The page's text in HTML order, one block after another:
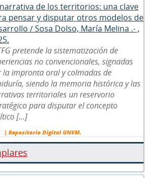
de los territorios: una clave
pensar y disputar otros modelos de
/ Sosa Dolso, María Melina .- ,
pretende la sistematización de
no convencionales, signadas
la impronta oral y colmadas de
siendo la memoria histórica y las
territoriales un reservorio
para disputar el concepto
[...]
| Repositorio Digital UNVM.